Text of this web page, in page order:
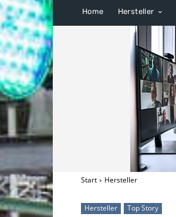
Home Hersteller
Start Hersteller
Hersteller Top Story